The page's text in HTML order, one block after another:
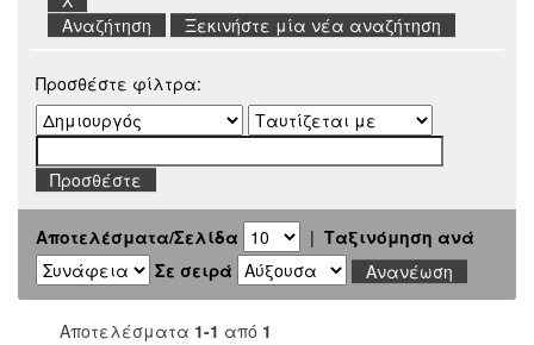
Ξεκινήστε μία νέα αναζήτηση
Προσθέστε φίλτρα:
Αποτελέσματα/Σελίδα | Ταξινόμηση ανά
Σε σειρά
Αποτελέσματα 1-1 από 1